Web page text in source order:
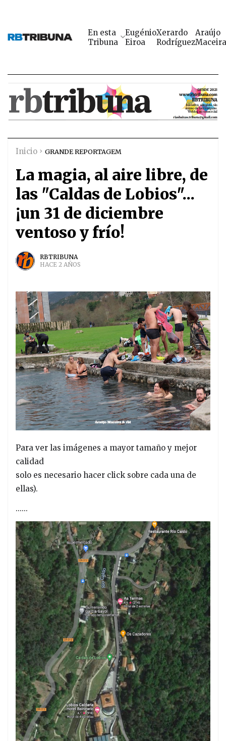
En esta
Tribuna
Eugénio
Eiroa
Xerardo
Rodríguez
Araújo
Maceira
Inicio GRANDE REPORTAGEM
La magia, al aire libre, de
las "Caldas de Lobios"...
¡un 31 de diciembre
ventoso y frío!
RBTRIBUNA
HACE 2 AÑOS
Para ver las imágenes a mayor tamaño y mejor
calidad
solo es necesario hacer click sobre cada una de
ellas).
......